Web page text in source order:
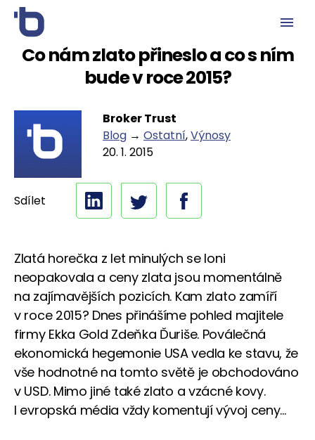
Co nám zlato přineslo a co s ním
bude v roce 2015?
Broker Trust
Blog → Ostatní,Výnosy
20. 1. 2015
Sdílet
Zlatá horečka z let minulých se loni
neopakovala a ceny zlata jsou momentálně
na zajímavějších pozicích. Kam zlato zamíří
v roce 2015? Dnes přinášíme pohled majitele
firmy Ekka Gold Zdeňka Ďuriše. Poválečná
ekonomická hegemonie USA vedla ke stavu, že
vše hodnotné na tomto světě je obchodováno
v USD. Mimo jiné také zlato a vzácné kovy.
I evropská média vždy komentují vývoj ceny...